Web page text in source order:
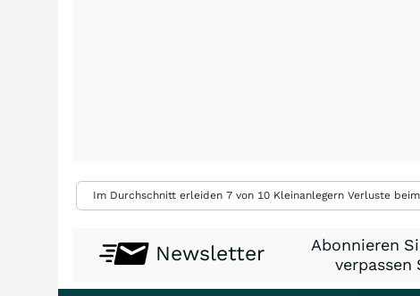
Im Durchschnitt erleiden 7 von 10 Kleinanlegern Verluste
Newsletter
Abonnieren
verpassen